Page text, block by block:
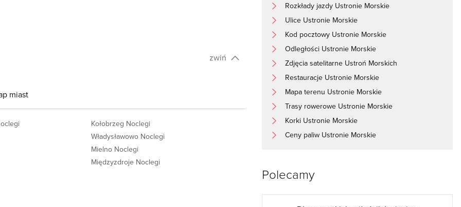
zwiń
miast
Kołobrzeg Noclegi
Władysławowo Noclegi
Mielno Noclegi
Międzyzdroje Noclegi
Rozkłady jazdy Ustronie Morskie
Ulice Ustronie Morskie
Kod pocztowy Ustronie Morskie
Odległości Ustronie Morskie
Zdjęcia satelitarne Ustroń Morskich
Restauracje Ustronie Morskie
Mapa terenu Ustronie Morskie
Trasy rowerowe Ustronie Morskie
Korki Ustronie Morskie
Ceny paliw Ustronie Morskie
Polecamy